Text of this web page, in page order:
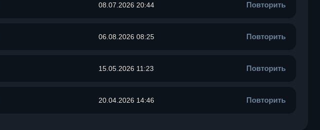
08.07.2026 20:44 Повторить
06.08.2026 08:25 Повторить
15.05.2026 11:23 Повторить
20.04.2026 14:46 Повторить